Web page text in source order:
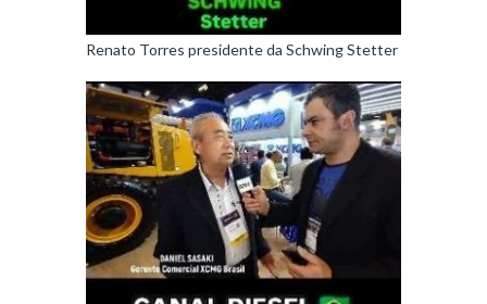
Renato Torres presidente da Schwing Stetter